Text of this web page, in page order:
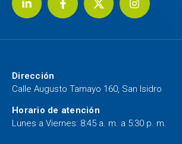
Dirección
Calle Augusto Tamayo 160, San Isidro
Horario de atención
Lunes a Viernes: 8:45 a. m. a 5:30 p. m.